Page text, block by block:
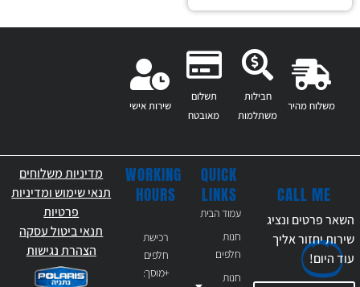
משלוח מהיר
חבילות
משתלמות
תשלום
מאובטח
שירות אישי
QUICK
LINKS
עמוד הבית
חנות
חלפים
חנות
WORKING
HOURS
רכישת
חלפים
+מוסך:
CALL ME
השאר פרטים ונציג
שירות יחזור אליך
עודהיום!
מדיניות משלוחים
תנאי שימוש ומדיניות
פרטיות
תנאי ביטול עסקה
הצהרת נגישות